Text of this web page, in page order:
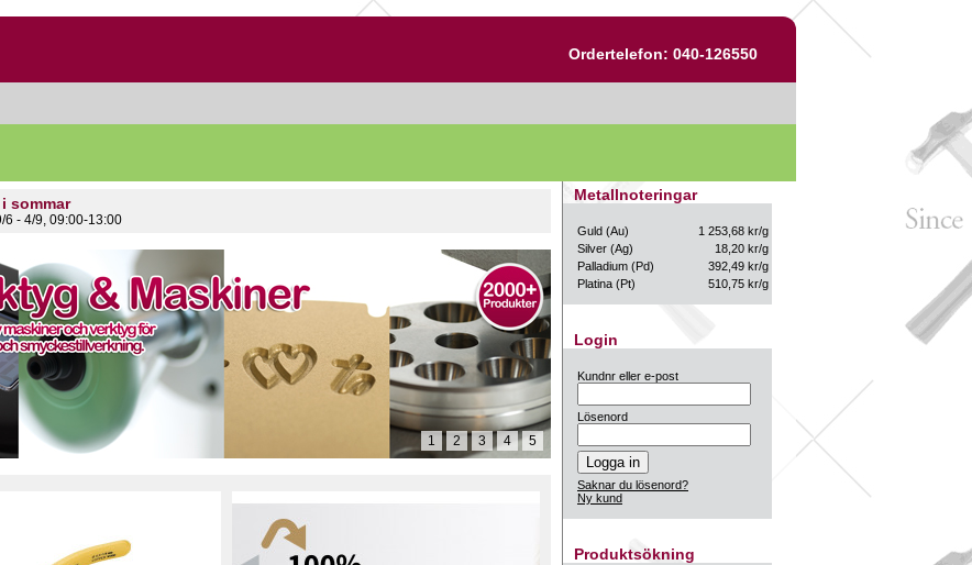
Ordertelefon: 040-126550
sommar
6 - 4/9, 09:00-13:00
1 2 3 4 5
Metallnoteringar
Guld (Au)
1 253,68 kr/g
Silver (Ag)
18,20 kr/g
Palladium (Pd)
392,49 kr/g
Platina (Pt)
510,75 kr/g
Login
Kundnr eller e-post
Lösenord
Saknar du lösenord?
Ny kund
Produktsökning